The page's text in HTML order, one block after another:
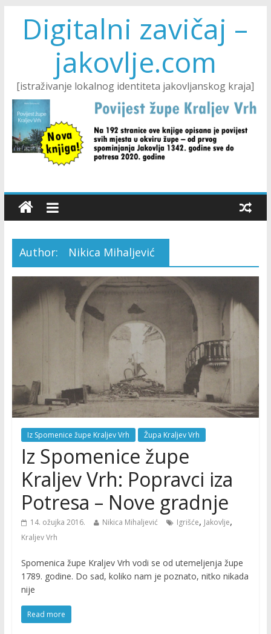
Digitalni zavičaj –
jakovlje.com
[istraživanje lokalnog identiteta jakovljanskog kraja]
Author: Nikica Mihaljević
Iz Spomenice župe Kraljev Vrh Župa Kraljev Vrh
Iz Spomenice župe
Kraljev Vrh: Popravci iza
Potresa – Nove gradnje
14. ožujka 2016. Nikica Mihaljević Igrišće, Jakovlje,
Kraljev Vrh
Spomenica župe Kraljev Vrh vodi se od utemeljenja župe
1789. godine. Do sad, koliko nam je poznato, nitko nikada
nije
Read more